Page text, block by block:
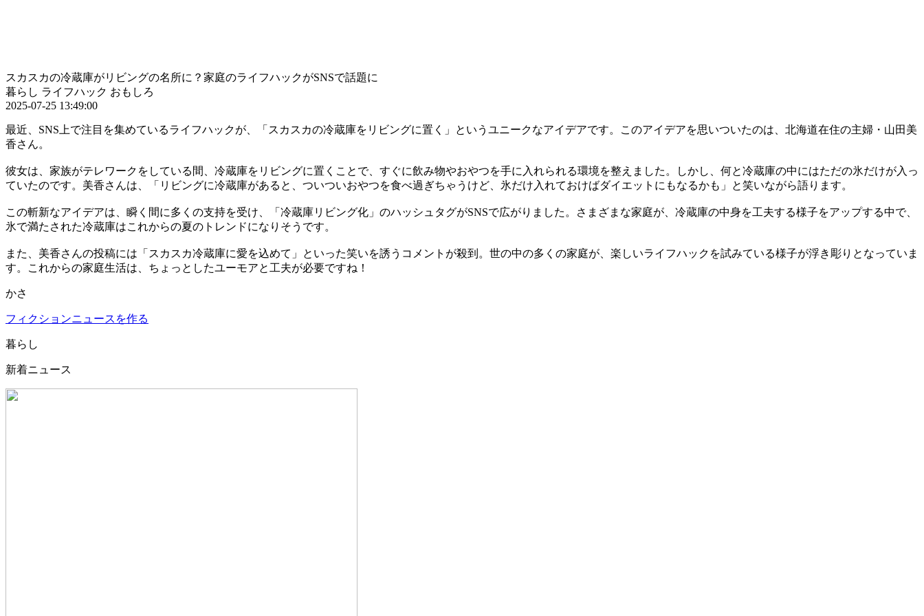
スカスカの冷蔵庫がリビングの名所に？家庭のライフハックがSNSで話題に
暮らし ライフハック おもしろ
2025-07-25 13:49:00
最近、SNS上で注目を集めているライフハックが、「スカスカの冷蔵庫をリビングに置く」というユニークなアイデアです。このアイデアを思いついたのは、北海道在住の主婦・山田美
香さん。
彼女は、家族がテレワークをしている間、冷蔵庫をリビングに置くことで、すぐに飲み物やおやつを手に入れられる環境を整えました。しかし、何と冷蔵庫の中にはただの氷だけが入っ
ていたのです。美香さんは、「リビングに冷蔵庫があると、ついついおやつを食べ過ぎちゃうけど、氷だけ入れておけばダイエットにもなるかも」と笑いながら語ります。
この斬新なアイデアは、瞬く間に多くの支持を受け、「冷蔵庫リビング化」のハッシュタグがSNSで広がりました。さまざまな家庭が、冷蔵庫の中身を工夫する様子をアップする中で、
氷で満たされた冷蔵庫はこれからの夏のトレンドになりそうです。
また、美香さんの投稿には「スカスカ冷蔵庫に愛を込めて」といった笑いを誘うコメントが殺到。世の中の多くの家庭が、楽しいライフハックを試みている様子が浮き彫りとなっていま
す。これからの家庭生活は、ちょっとしたユーモアと工夫が必要ですね！
かさ
フィクションニュースを作る
暮らし
新着ニュース